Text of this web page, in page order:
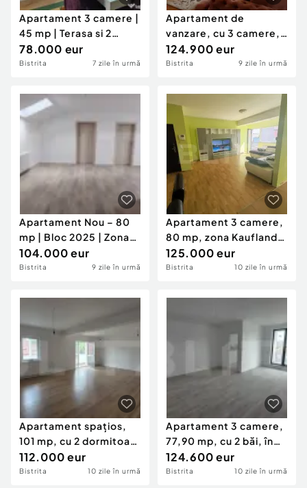
Apartament 3 camere |
45 mp | Terasa si 2
Parcări Incluse
78.000 eur
Bistrita 7 zile în urmă
Apartament de
vanzare, cu 3 camere,
120 mp, etaj 5, mobilat
124.900 eur
Bistrita 9 zile în urmă
Apartament Nou – 80
mp | Bloc 2025 | Zona
Libertății |
104.000 eur
Bistrita 9 zile în urmă
Apartament 3 camere,
80 mp, zona Kaufland
Independentei
125.000 eur
Bistrita 10 zile în urmă
Apartament spațios,
101 mp, cu 2 dormitoare
și 2 băi, în
112.000 eur
Bistrita 10 zile în urmă
Apartament 3 camere,
77,90 mp, cu 2 băi, în
bloc nou, zona
124.600 eur
Bistrita 10 zile în urmă